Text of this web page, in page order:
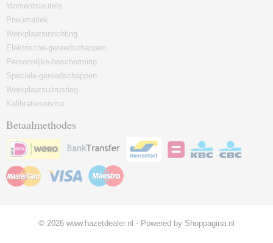
Momentsleutels
Pneumatiek
Werkplaatsinrichting
Elektrische-gereedschappen
Persoonlijke-bescherming
Speciale-gereedschappen
Werkplaatsuitrusting
Kalibratieservice
Betaalmethodes
© 2026 www.hazetdealer.nl - Powered by Shoppagina.nl